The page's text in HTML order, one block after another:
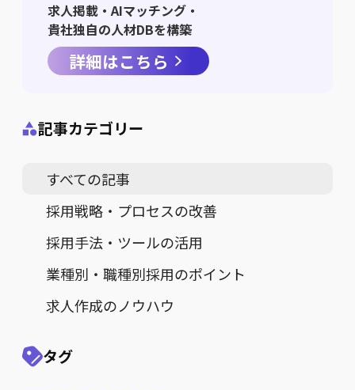
求人掲載・AIマッチング・
貴社独自の人材DBを構築
詳細はこちら
記事カテゴリー
すべての記事
採用戦略・プロセスの改善
採用手法・ツールの活用
業種別・職種別採用のポイント
求人作成のノウハウ
タグ